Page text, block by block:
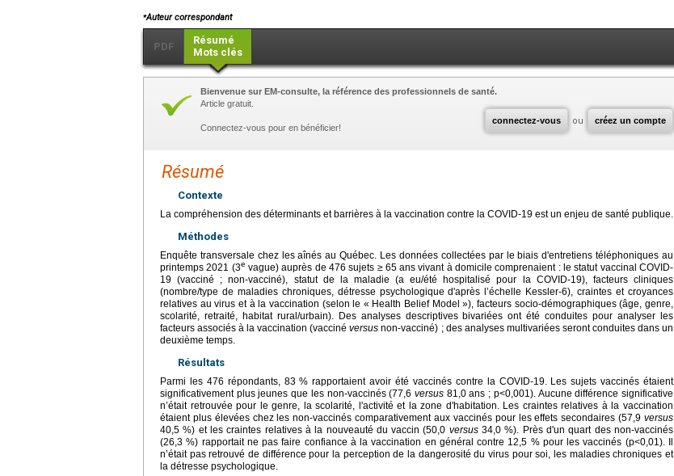
⁎Auteur correspondant
PDF
Résumé
Mots clés
connectez-vous ou créez un compte
Bienvenue sur EM-consulte, la référence des professionnels de santé.
Article gratuit.
Connectez-vous pour en bénéficier!
Résumé
Contexte
La compréhension des déterminants et barrières à la vaccination contre la COVID-19 est un enjeu de santé publique.
Méthodes
Enquête transversale chez les aînés au Québec. Les données collectées par le biais d'entretiens téléphoniques au
printemps 2021 (3e vague) auprès de 476 sujets ≥ 65 ans vivant à domicile comprenaient : le statut vaccinal COVID-
19 (vacciné ; non-vacciné), statut de la maladie (a eu/été hospitalisé pour la COVID-19), facteurs cliniques
(nombre/type de maladies chroniques, détresse psychologique d'après l’échelle Kessler-6), craintes et croyances
relatives au virus et à la vaccination (selon le « Health Belief Model »), facteurs socio-démographiques (âge, genre,
scolarité, retraité, habitat rural/urbain). Des analyses descriptives bivariées ont été conduites pour analyser les
facteurs associés à la vaccination (vaccinéversus non-vacciné) ; des analyses multivariées seront conduites dans un
deuxième temps.
Résultats
Parmi les 476 répondants, 83 % rapportaient avoir été vaccinés contre la COVID-19. Les sujets vaccinés étaient
significativement plus jeunes que les non-vaccinés (77,6 versus 81,0 ans ; p<0,001). Aucune différence significative
n’était retrouvée pour le genre, la scolarité, l'activité et la zone d'habitation. Les craintes relatives à la vaccination
étaient plus élevées chez les non-vaccinés comparativement aux vaccinés pour les effets secondaires (57,9 versus
40,5 %) et les craintes relatives à la nouveauté du vaccin (50,0 versus34,0 %). Près d'un quart des non-vaccinés
(26,3 %) rapportait ne pas faire confiance à la vaccination en général contre 12,5 % pour les vaccinés (p<0,01). Il
n’était pas retrouvé de différence pour la perception de la dangerosité du virus pour soi, les maladies chroniques et
la détresse psychologique.